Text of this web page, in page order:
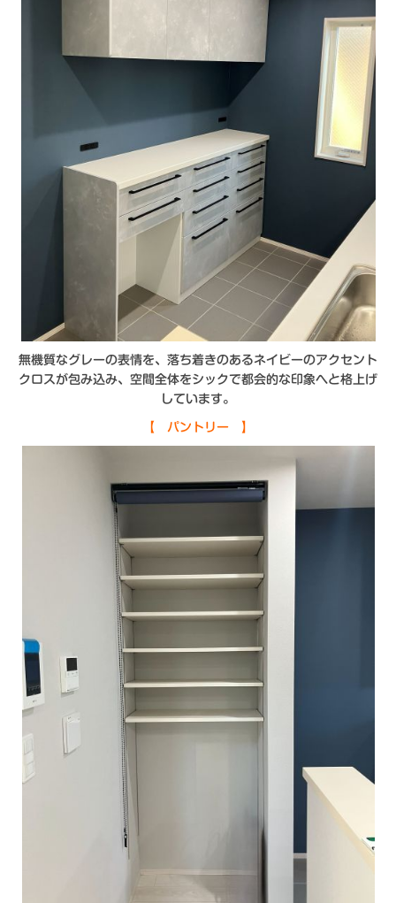
無機質なグレーの表情を、落ち着きのあるネイビーのアクセント
クロスが包み込み、空間全体をシックで都会的な印象へと格上げ
しています。
【 パントリー 】